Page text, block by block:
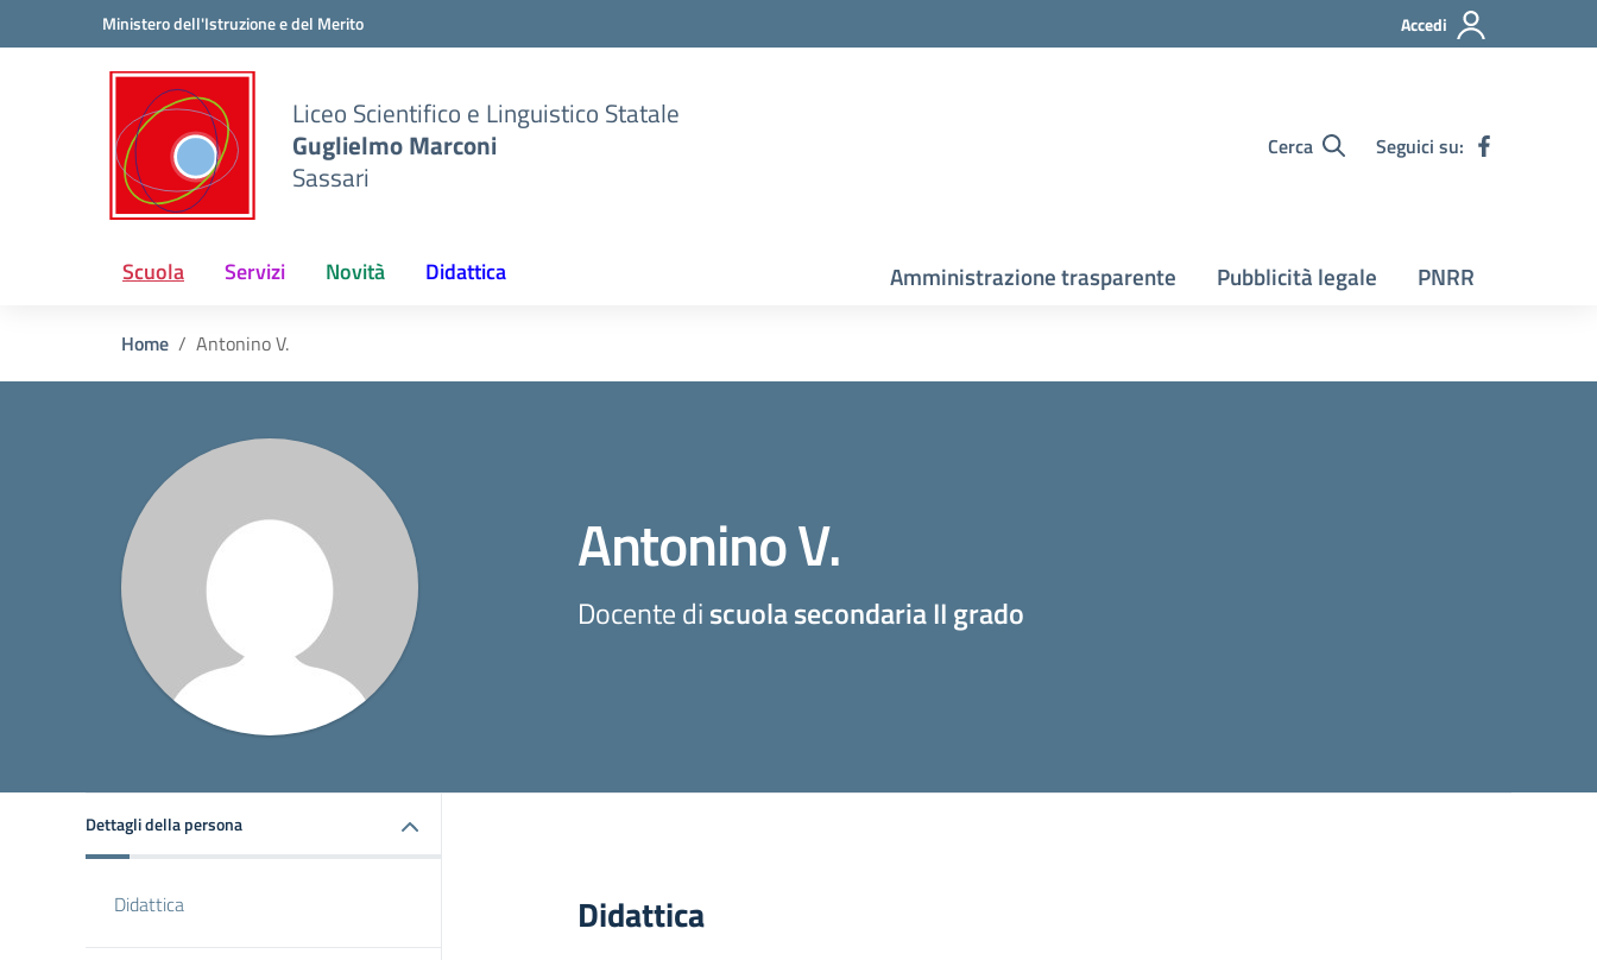
Vai ai contenuti
Vai al menu di navigazioneMinistero dell'Istruzione e del Merito Accedi
Liceo Scientifico e Linguistico Statale
Guglielmo Marconi
Sassari
Cerca Seguici su:
Scuola Servizi Novità Didattica Amministrazione trasparente Pubblicità legale PNRR
Home Antonino V.
Antonino V.
Docente discuola secondaria II grado
Dettagli della persona
Didattica Didattica